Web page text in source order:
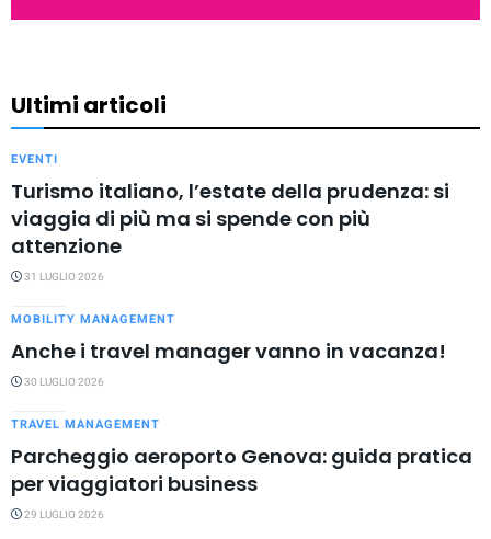
Ultimi articoli
EVENTI
Turismo italiano, l’estate della prudenza: si
viaggia di più ma si spende con più
attenzione
31 LUGLIO 2026
MOBILITY MANAGEMENT
Anche i travel manager vanno in vacanza!
30 LUGLIO 2026
TRAVEL MANAGEMENT
Parcheggio aeroporto Genova: guida pratica
per viaggiatori business
29 LUGLIO 2026